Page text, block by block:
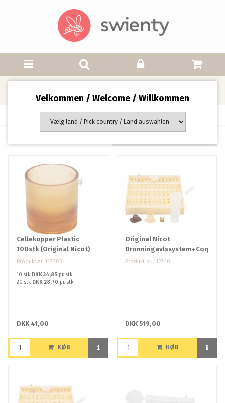
Velkommen / Welcome / Willkommen
Dronningeavls systemer
Cellekopper Plastic
100stk (Original Nicot)
Produkt nr. 112300
10 stk DKK 34,85 pr. stk
20 stk DKK 28,70 pr. stk
DKK 41,00
KØB
Original Nicot
Dronningavlssystem+Corpul.
Produkt nr. 112740
DKK 519,00
KØB